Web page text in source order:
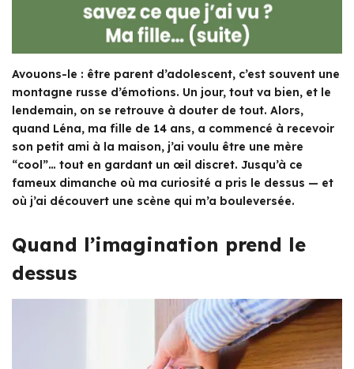
Avouons-le : être parent d’adolescent, c’est souvent une
montagne russe d’émotions. Un jour, tout va bien, et le
lendemain, on se retrouve à douter de tout. Alors,
quand Léna, ma fille de 14 ans, a commencé à recevoir
son petit ami à la maison, j’ai voulu être une mère
“cool”… tout en gardant un œil discret. Jusqu’à ce
fameux dimanche où ma curiosité a pris le dessus — et
où j’ai découvert une scène qui m’a bouleversée.
Quand l’imagination prend le
dessus